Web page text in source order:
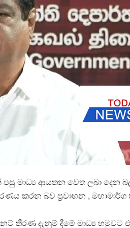
මාධ්‍ය ආයතන වෙත ලබා දෙන
කරන බව ප්‍රවාහන , මහාමාර්ග
තීරණ දැනුම් දීමේ මාධ්‍ය